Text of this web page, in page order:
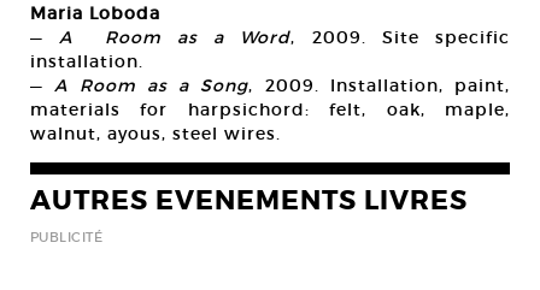
Maria Loboda
—A Room as a Word, 2009. Site specific
installation.
—A Room as a Song, 2009. Installation, paint,
materials for harpsichord: felt, oak, maple,
walnut, ayous, steel wires.
AUTRES EVENEMENTS LIVRES
PUBLICITÉ